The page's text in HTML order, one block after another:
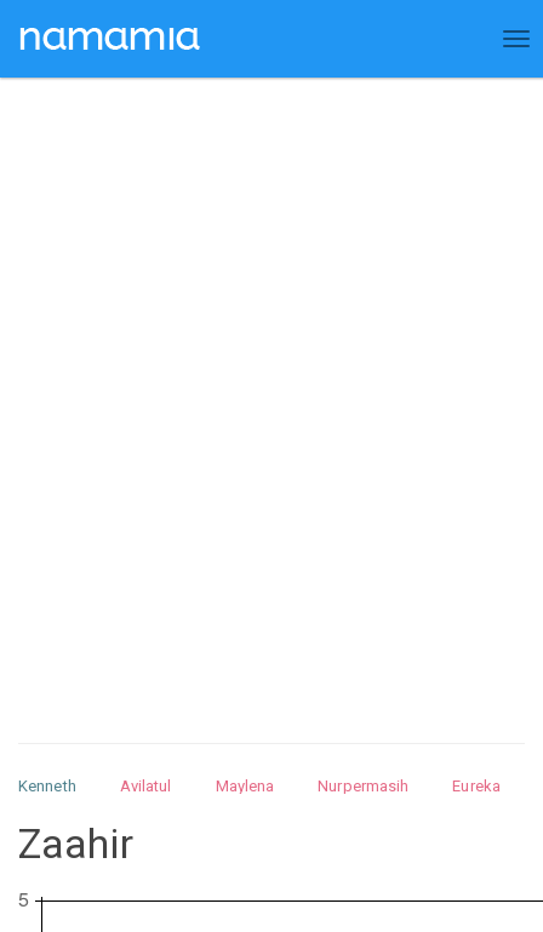
Kenneth Avilatul Maylena Nurpermasih
Eureka
Nurhilman
Pathin
Zaahir